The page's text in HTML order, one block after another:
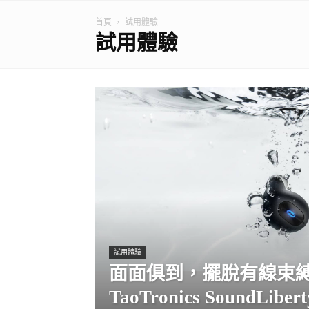
首頁 試用體驗
試用體驗
試用體驗
面面俱到，擺脫有線束
TaoTronics